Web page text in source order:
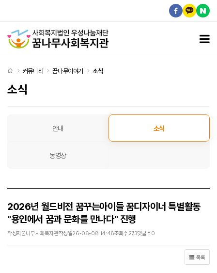
2026년 월드비전 꿈꾸는아이들 꿈디자이너 특별활동 "용인에서 꿈과 문화를 만나다" 진행 >
처음으로
커뮤니티 꿈나무이야기 소식
소식
안내 소식
동영상
2026년 월드비전 꿈꾸는아이들 꿈디자이너 특별활동
"용인에서 꿈과 문화를 만나다" 진행
작성자꿈나무사회복지관작성일26-06-08 14:48조회수273댓글수0
목록